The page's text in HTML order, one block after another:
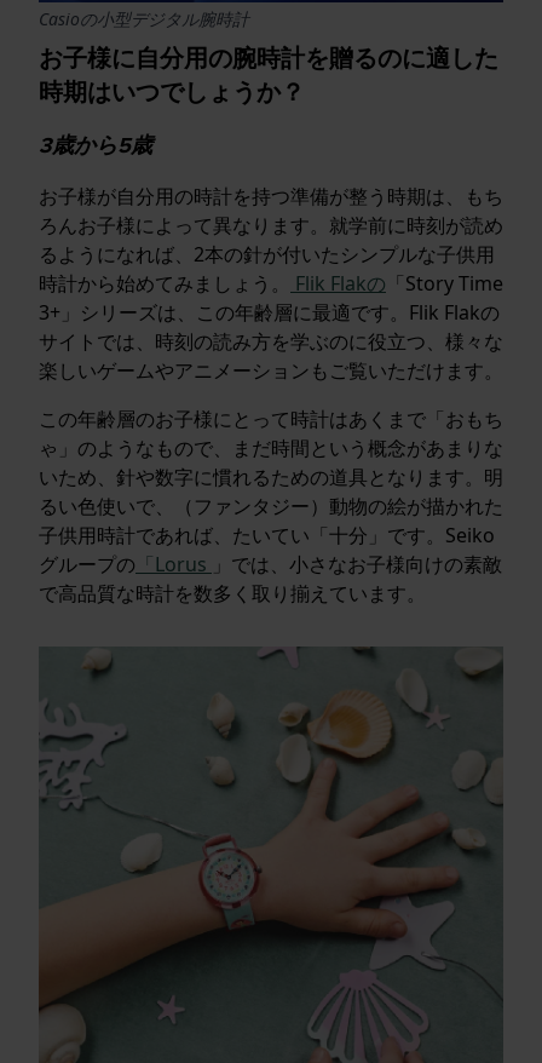
Casioの小型デジタル腕時計
お子様に自分用の腕時計を贈るのに適した
時期はいつでしょうか？
3歳から5歳
お子様が自分用の時計を持つ準備が整う時期は、もち
ろんお子様によって異なります。就学前に時刻が読め
るようになれば、2本の針が付いたシンプルな子供用
時計から始めてみましょう。
Flik Flakの 「Story Time
3+」シリーズは、この年齢層に最適です。Flik Flakの
サイトでは、時刻の読み方を学ぶのに役立つ、様々な
楽しいゲームやアニメーションもご覧いただけます。
この年齢層のお子様にとって時計はあくまで「おもち
ゃ」のようなもので、まだ時間という概念があまりな
いため、針や数字に慣れるための道具となります。明
るい色使いで、（ファンタジー）動物の絵が描かれた
子供用時計であれば、たいてい「十分」です。Seiko
グループの 「Lorus 」では、小さなお子様向けの素敵
で高品質な時計を数多く取り揃えています。